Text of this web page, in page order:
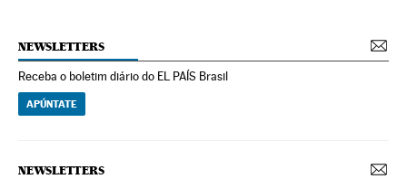
NEWSLETTERS
Receba o boletim diário do EL PAÍS Brasil
APÚNTATE
NEWSLETTERS